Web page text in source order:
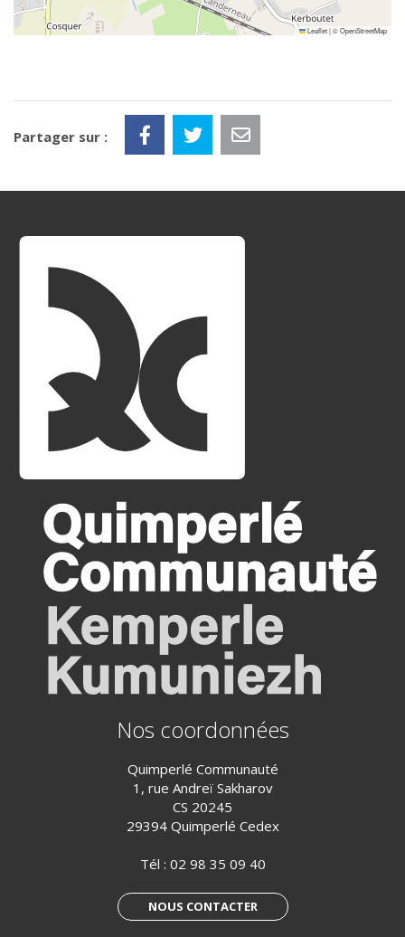
Leaflet|©OpenStreetMap
Partager sur :
Nos coordonnées
Quimperlé Communauté
1, rue Andreï Sakharov
CS 20245
29394 Quimperlé Cedex
Tél : 02 98 35 09 40
NOUS CONTACTER